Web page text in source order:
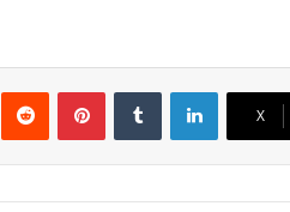
X
لينكدإن بينتيريست